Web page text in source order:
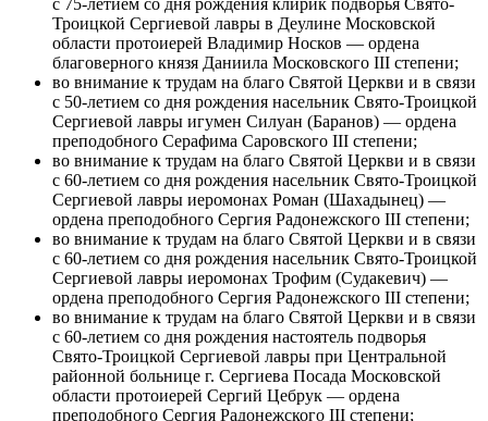
Троицкой Сергиевой лавры в Деулине Московской
области протоиерей Владимир Носков — ордена
благоверного князя Даниила Московского III степени;
во внимание к трудам на благо Святой Церкви и в связи
с 50-летием со дня рождения насельник Свято-Троицкой
Сергиевой лавры игумен Силуан (Баранов) — ордена
преподобного Серафима Саровского III степени;
во внимание к трудам на благо Святой Церкви и в связи
с 60-летием со дня рождения насельник Свято-Троицкой
Сергиевой лавры иеромонах Роман (Шахадынец) —
ордена преподобного Сергия Радонежского III степени;
во внимание к трудам на благо Святой Церкви и в связи
с 60-летием со дня рождения насельник Свято-Троицкой
Сергиевой лавры иеромонах Трофим (Судакевич) —
ордена преподобного Сергия Радонежского III степени;
во внимание к трудам на благо Святой Церкви и в связи
с 60-летием со дня рождения настоятель подворья
Свято-Троицкой Сергиевой лавры при Центральной
районной больнице г. Сергиева Посада Московской
области протоиерей Сергий Цебрук — ордена
преподобного Сергия Радонежского III степени;